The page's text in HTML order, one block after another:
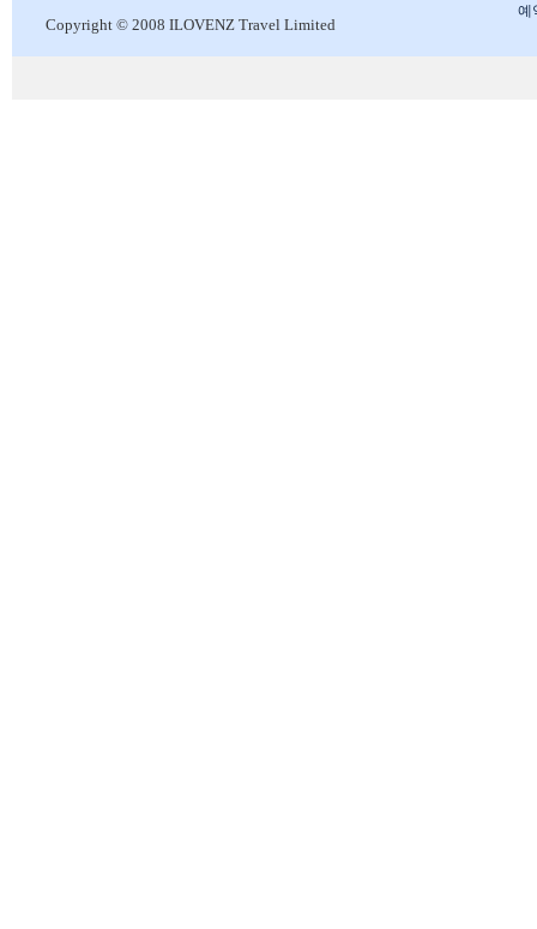
예
Copyright © 2008 ILOVENZ Travel Limited